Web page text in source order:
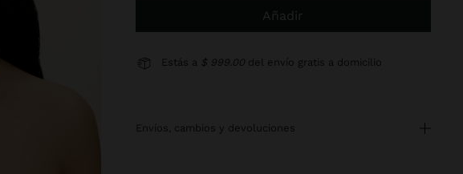
Añadir
Estás a $ 999.00 del envío gratis a domicilio
envíos, cambios y devoluciones